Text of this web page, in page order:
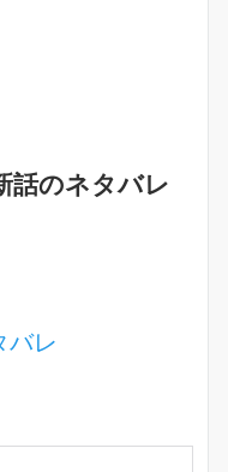
のネタバレ
バレ